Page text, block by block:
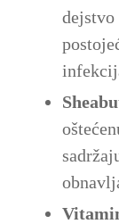
dejstvo